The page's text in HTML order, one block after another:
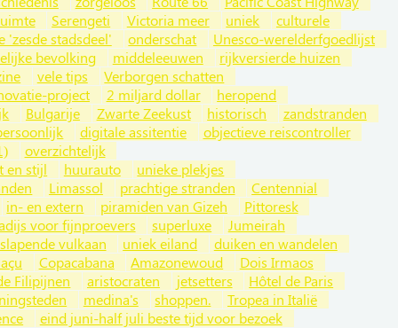
Serengeti Victoria meer uniek
culturele
'zesde stadsdeel' onderschat
Unesco-werelderfgoedlijst
bevolking middeleeuwen
rijkversierde huizen
vele tips
Verborgen schatten
project 2 miljard dollar
heropend
Bulgarije Zwarte Zeekust historisch
zandstranden
digitale assitentie
objectieve reiscontroller
overzichtelijk
en stijl huurauto
unieke plekjes
Limassol prachtige stranden
Centennial
in- en extern piramiden van Gizeh
Pittoresk
voor fijnproevers superluxe
Jumeirah
slapende vulkaan uniek eiland
duiken en wandelen
Copacabana Amazonewoud
Dois Irmaos
Filipijnen aristocraten jetsetters
Hôtel de Paris
medina's shoppen.
Tropea in Italië
eind juni-half juli beste tijd voor bezoek